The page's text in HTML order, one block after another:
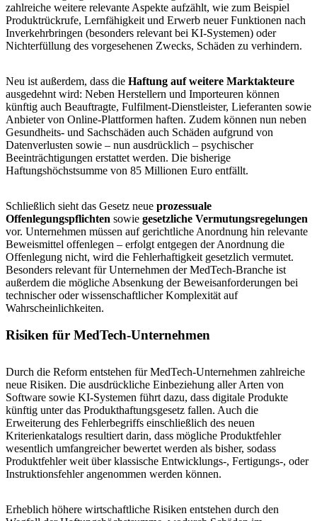
zahlreiche weitere relevante Aspekte aufzählt, wie zum Beispiel
Produktrückrufe, Lernfähigkeit und Erwerb neuer Funktionen nach
Inverkehrbringen (besonders relevant bei KI-Systemen) oder
Nichterfüllung des vorgesehenen Zwecks, Schäden zu verhindern.
Neu ist außerdem, dass die Haftung auf weitere Marktakteure
ausgedehnt wird: Neben Herstellern und Importeuren können
künftig auch Beauftragte, Fulfilment-Dienstleister, Lieferanten sowie
Anbieter von Online-Plattformen haften. Zudem können nun neben
Gesundheits- und Sachschäden auch Schäden aufgrund von
Datenverlusten sowie – nun ausdrücklich – psychischer
Beeinträchtigungen erstattet werden. Die bisherige
Haftungshöchstsumme von 85 Millionen Euro entfällt.
Schließlich sieht das Gesetz neue prozessuale
Offenlegungspflichten sowie gesetzliche Vermutungsregelungen
vor. Unternehmen müssen auf gerichtliche Anordnung hin relevante
Beweismittel offenlegen – erfolgt entgegen der Anordnung die
Offenlegung nicht, wird die Fehlerhaftigkeit gesetzlich vermutet.
Besonders relevant für Unternehmen der MedTech-Branche ist
außerdem die mögliche Absenkung der Beweisanforderungen bei
technischer oder wissenschaftlicher Komplexität auf
Wahrscheinlichkeiten.
Risiken für MedTech-Unternehmen
Durch die Reform entstehen für MedTech-Unternehmen zahlreiche
neue Risiken. Die ausdrückliche Einbeziehung aller Arten von
Software sowie KI-Systemen führt dazu, dass digitale Produkte
künftig unter das Produkthaftungsgesetz fallen. Auch die
Erweiterung des Fehlerbegriffs einschließlich des neuen
Kriterienkatalogs resultiert darin, dass mögliche Produktfehler
wesentlich umfangreicher bewertet werden als bisher, sodass
Produktfehler weit über klassische Entwicklungs-, Fertigungs-, oder
Instruktionsfehler angenommen werden können.
Erheblich höhere wirtschaftliche Risiken entstehen durch den